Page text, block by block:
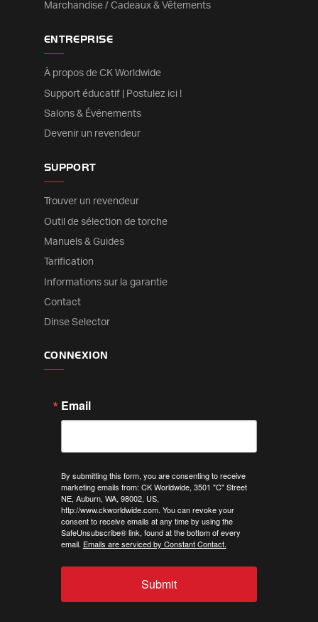
Marchandise / Cadeaux & Vêtements
ENTREPRISE
À propos de CK Worldwide
Support éducatif | Postulez ici !
Salons & Événements
Devenir un revendeur
SUPPORT
Trouver un revendeur
Outil de sélection de torche
Manuels & Guides
Tarification
Informations sur la garantie
Contact
Dinse Selector
CONNEXION
Email
By submitting this form, you are consenting to receive
marketing emails from: CK Worldwide, 3501 "C" Street
NE, Auburn, WA, 98002, US,
http://www.ckworldwide.com. You can revoke your
consent to receive emails at any time by using the
SafeUnsubscribe® link, found at the bottom of every
email. Emails are serviced by Constant Contact.
Submit